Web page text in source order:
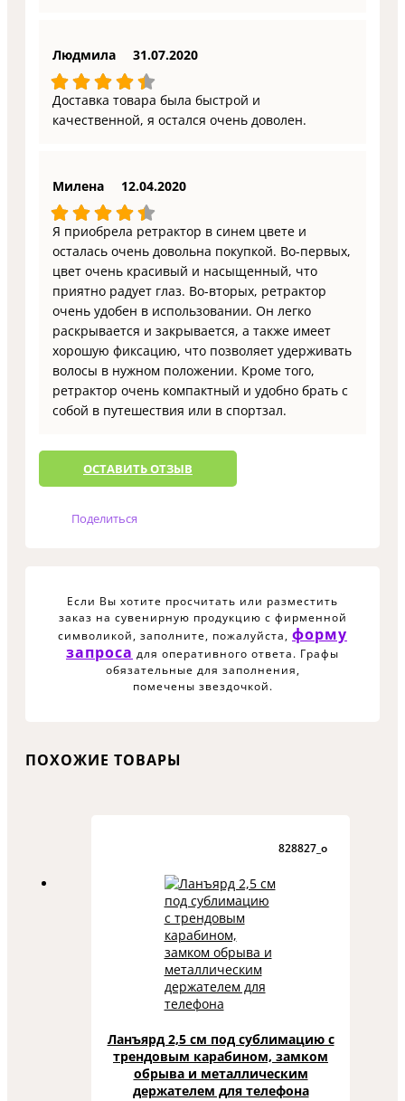
Людмила 31.07.2020
Доставка товара была быстрой и
качественной, я остался очень доволен.
Милена 12.04.2020
Я приобрела ретрактор в синем цвете и
осталась очень довольна покупкой. Во-первых,
цвет очень красивый и насыщенный, что
приятно радует глаз. Во-вторых, ретрактор
очень удобен в использовании. Он легко
раскрывается и закрывается, а также имеет
хорошую фиксацию, что позволяет удерживать
волосы в нужном положении. Кроме того,
ретрактор очень компактный и удобно брать с
собой в путешествия или в спортзал.
ОCТАВИТЬ ОТЗЫВ
Поделиться
Если Вы хотите просчитать или разместить
заказ на сувенирную продукцию с фирменной
символикой, заполните, пожалуйста, форму
запроса для оперативного ответа. Графы
обязательные для заполнения,
помечены звездочкой.
ПОХОЖИЕ ТОВАРЫ
828827_o
Ланъярд 2,5 см под сублимацию с
трендовым карабином, замком
обрыва и металлическим
держателем для телефона